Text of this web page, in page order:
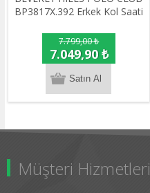
BP3817X.392 Erkek Kol Saati
7.799,00 ₺
7.049,90 ₺
Müşteri Hizmetleri